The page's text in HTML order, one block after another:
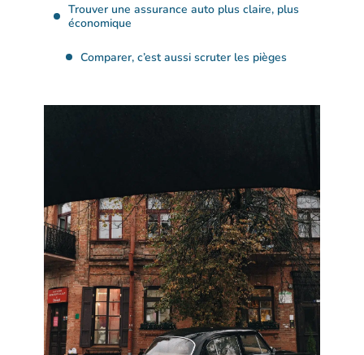
Trouver une assurance auto plus claire, plus
économique
Comparer, c’est aussi scruter les pièges